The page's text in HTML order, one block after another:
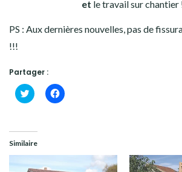
et le travail sur chantier
PS : Aux dernières nouvelles, pas de
!!!
Partager :
Cliquez
pour
dans
nouvelle
fenêtre)
Cliquez
pour
fenêtre)
Similaire